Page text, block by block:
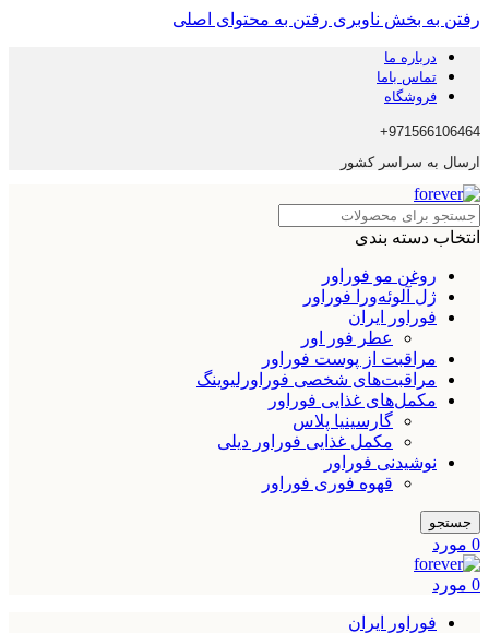
رفتن به بخش ناوبری رفتن به محتوای اصلی
درباره ما
تماس باما
فروشگاه
971566106464+
ارسال به سراسر کشور
انتخاب دسته بندی
روغن مو فوراور
ژل آلوئه‌ورا فوراور
فوراور ایران
عطر فور اور
مراقبت از پوست فوراور
مراقبت‌های شخصی فوراورلیوینگ
مکمل‌های غذایی فوراور
گارسینیا پلاس
مکمل غذایی فوراور دیلی
نوشیدنی فوراور
قهوه فوری فوراور
جستجو
0 مورد
0 مورد
فوراور ایران